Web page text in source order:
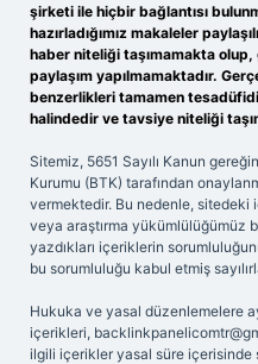
şirketi ile hiçbir bağlantısı
hazırladığımız makaleler
haber niteliği taşımamakta
paylaşım yapılmamaktadır.
benzerlikleri tamamen
halindedir ve tavsiye niteliği
Sitemiz, 5651 Sayılı Kanun
Kurumu (BTK) tarafından
vermektedir. Bu nedenle,
veya araştırma yükümlülüğümüz
yazdıkları içeriklerin
bu sorumluluğu kabul etmiş
Hukuka ve yasal düzenlemelere
içerikleri,
ilgili içerikler yasal süre içerisinde